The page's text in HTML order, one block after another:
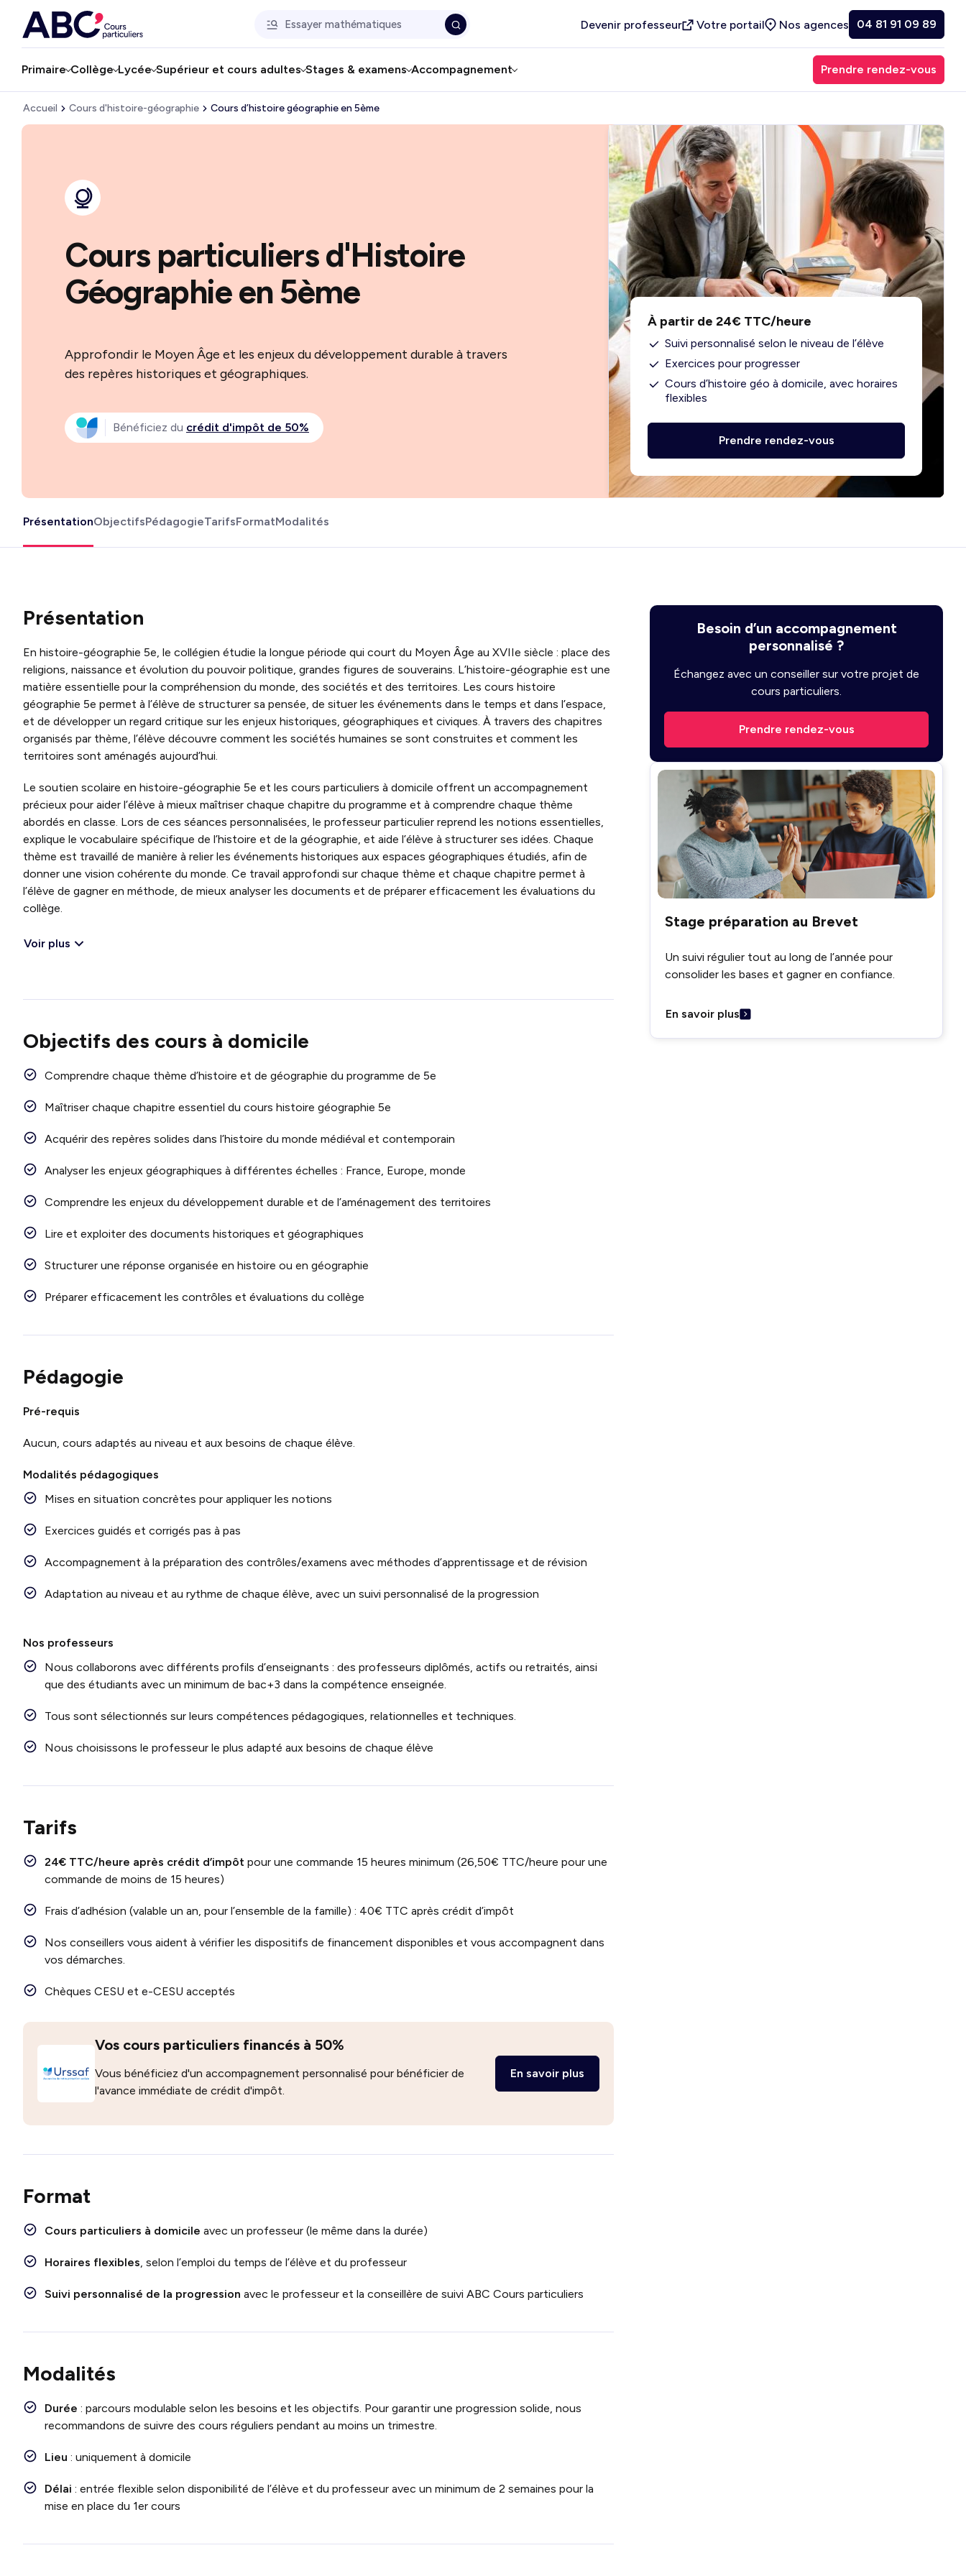
Devenir professeur Votre portail Nos agences 04 81 91 09 89
Primaire Collège Lycée Supérieur et cours adultes Stages & examens Accompagnement Prendre rendez-vous
Accueil Cours d'histoire-géographie Cours d’histoire géographie en 5ème
Cours particuliers d'Histoire
Géographie en 5ème
Approfondir le Moyen Âge et les enjeux du développement durable à travers
des repères historiques et géographiques.
Bénéficiez du crédit d'impôt de 50%
À partir de 24€ TTC/heure
Suivi personnalisé selon le niveau de l’élève
Exercices pour progresser
Cours d’histoire géo à domicile, avec horaires
flexibles
Prendre rendez-vous
PrésentationObjectifsPédagogieTarifsFormatModalités
Besoin d’un accompagnement
personnalisé ?
Échangez avec un conseiller sur votre projet de
cours particuliers.
Prendre rendez-vous
Stage préparation au Brevet
Un suivi régulier tout au long de l’année pour
consolider les bases et gagner en confiance.
En savoir plus
Présentation
En histoire-géographie 5e, le collégien étudie la longue période qui court du Moyen Âge au XVIIe siècle : place des
religions, naissance et évolution du pouvoir politique, grandes figures de souverains. L’histoire-géographie est une
matière essentielle pour la compréhension du monde, des sociétés et des territoires. Les cours histoire
géographie 5e permet à l’élève de structurer sa pensée, de situer les événements dans le temps et dans l’espace,
et de développer un regard critique sur les enjeux historiques, géographiques et civiques. À travers des chapitres
organisés par thème, l’élève découvre comment les sociétés humaines se sont construites et comment les
territoires sont aménagés aujourd’hui.
Le soutien scolaire en histoire-géographie 5e et les cours particuliers à domicile offrent un accompagnement
précieux pour aider l’élève à mieux maîtriser chaque chapitre du programme et à comprendre chaque thème
abordés en classe. Lors de ces séances personnalisées, le professeur particulier reprend les notions essentielles,
explique le vocabulaire spécifique de l’histoire et de la géographie, et aide l’élève à structurer ses idées. Chaque
thème est travaillé de manière à relier les événements historiques aux espaces géographiques étudiés, afin de
donner une vision cohérente du monde. Ce travail approfondi sur chaque thème et chaque chapitre permet à
l’élève de gagner en méthode, de mieux analyser les documents et de préparer efficacement les évaluations du
collège.
Voir plus
Objectifs des cours à domicile
Comprendre chaque thème d’histoire et de géographie du programme de 5e
Maîtriser chaque chapitre essentiel du cours histoire géographie 5e
Acquérir des repères solides dans l’histoire du monde médiéval et contemporain
Analyser les enjeux géographiques à différentes échelles : France, Europe, monde
Comprendre les enjeux du développement durable et de l’aménagement des territoires
Lire et exploiter des documents historiques et géographiques
Structurer une réponse organisée en histoire ou en géographie
Préparer efficacement les contrôles et évaluations du collège
Pédagogie
Pré-requis
Aucun, cours adaptés au niveau et aux besoins de chaque élève.
Modalités pédagogiques
Mises en situation concrètes pour appliquer les notions
Exercices guidés et corrigés pas à pas
Accompagnement à la préparation des contrôles/examens avec méthodes d’apprentissage et de révision
Adaptation au niveau et au rythme de chaque élève, avec un suivi personnalisé de la progression
Nos professeurs
Nous collaborons avec différents profils d’enseignants : des professeurs diplômés, actifs ou retraités, ainsi
que des étudiants avec un minimum de bac+3 dans la compétence enseignée.
Tous sont sélectionnés sur leurs compétences pédagogiques, relationnelles et techniques.
Nous choisissons le professeur le plus adapté aux besoins de chaque élève
Tarifs
24€ TTC/heure après crédit d’impôt pour une commande 15 heures minimum (26,50€ TTC/heure pour une
commande de moins de 15 heures)
Frais d’adhésion (valable un an, pour l’ensemble de la famille) : 40€ TTC après crédit d’impôt
Nos conseillers vous aident à vérifier les dispositifs de financement disponibles et vous accompagnent dans
vos démarches.
Chèques CESU et e-CESU acceptés
Vos cours particuliers financés à 50%
Vous bénéficiez d'un accompagnement personnalisé pour bénéficier de
l'avance immédiate de crédit d'impôt.
En savoir plus
Format
Cours particuliers à domicile avec un professeur (le même dans la durée)
Horaires flexibles, selon l’emploi du temps de l’élève et du professeur
Suivi personnalisé de la progression avec le professeur et la conseillère de suivi ABC Cours particuliers
Modalités
Durée : parcours modulable selon les besoins et les objectifs. Pour garantir une progression solide, nous
recommandons de suivre des cours réguliers pendant au moins un trimestre.
Lieu : uniquement à domicile
Délai : entrée flexible selon disponibilité de l’élève et du professeur avec un minimum de 2 semaines pour la
mise en place du 1er cours